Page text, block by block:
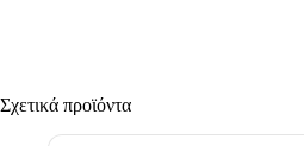
Σχετικά προϊόντα